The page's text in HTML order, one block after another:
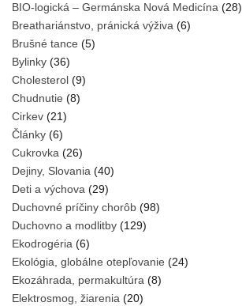
BIO-logická – Germánska Nová Medicína (28)
Breathariánstvo, pránická výživa (6)
Brušné tance (5)
Bylinky (36)
Cholesterol (9)
Chudnutie (8)
Cirkev (21)
Články (6)
Cukrovka (26)
Dejiny, Slovania (40)
Deti a výchova (29)
Duchovné príčiny chorôb (98)
Duchovno a modlitby (129)
Ekodrogéria (6)
Ekológia, globálne otepľovanie (24)
Ekozáhrada, permakultúra (8)
Elektrosmog, žiarenia (20)